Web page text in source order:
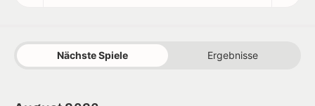
Nächste Spiele Ergebnisse